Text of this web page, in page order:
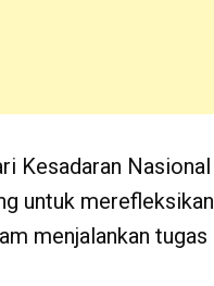
Kesadaran Nasional
untuk merefleksikan
menjalankan tugas